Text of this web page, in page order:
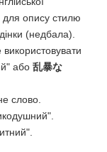
для опису стилю
(недбала).
або 乱暴な
слово.